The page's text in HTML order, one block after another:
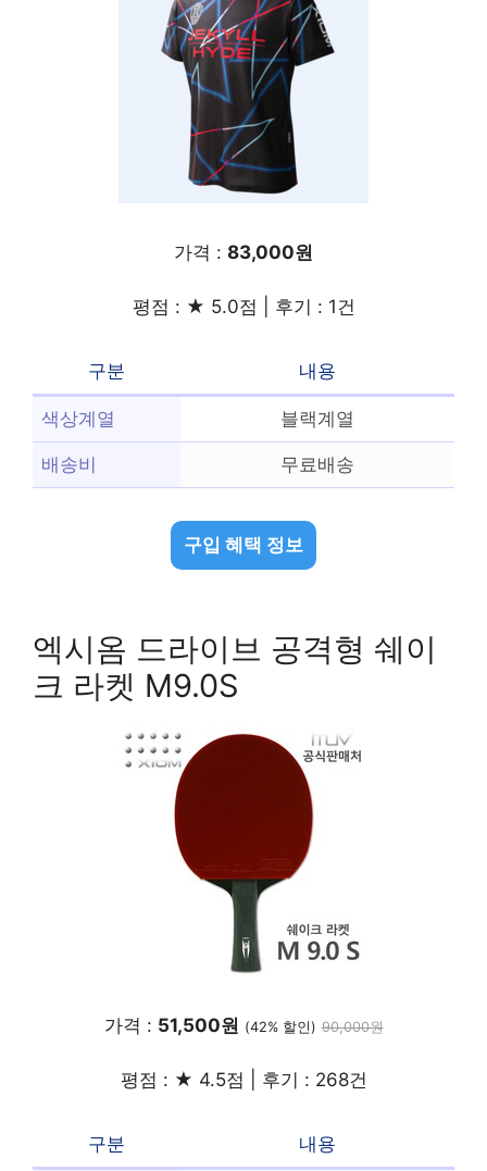
가격 : 83,000원
평점 : ★ 5.0점 | 후기 : 1건
구분 내용
색상계열 블랙계열
배송비 무료배송
구입 혜택 정보
엑시옴 드라이브 공격형 쉐이
크 라켓 M9.0S
가격 : 51,500원 (42% 할인) 90,000원
평점 : ★ 4.5점 | 후기 : 268건
구분 내용